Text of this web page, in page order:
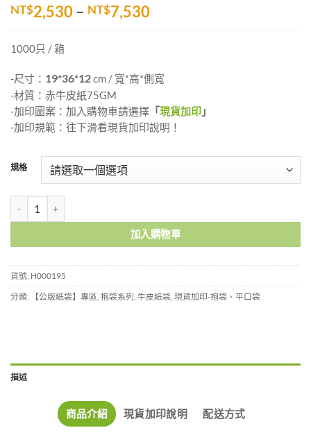
NT$2,530– NT$7,530價
NT$2,530
到
NT$7,530
1000只 / 箱
-尺寸： 19*36*12cm / 寬*高*側寬
-材質：赤牛皮紙75GM
-加印圖案：加入購物車請選擇 「現貨加印 」
-加印規範：往下滑看現貨加印說明！
規格
加入購物車
貨號: H000195
分類:
【公版紙袋】專區, 抱袋系列 , 牛皮紙袋, 現貨加印-抱袋、平口袋
描述
商品介紹 現貨加印說明 配送方式